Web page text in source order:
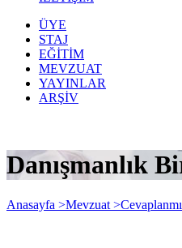
ÜYE
STAJ
EĞİTİM
MEVZUAT
YAYINLAR
ARŞİV
Danışmanlık
Anasayfa >Mevzuat >